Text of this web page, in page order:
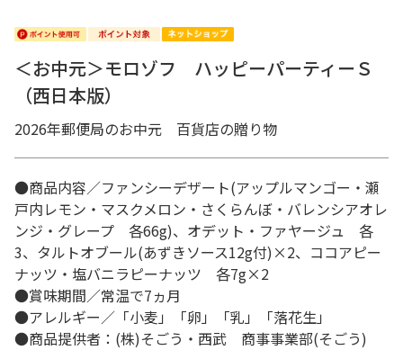
＜お中元＞モロゾフ ハッピーパーティーＳ
（西日本版）
2026年郵便局のお中元 百貨店の贈り物
●商品内容／ファンシーデザート(アップルマンゴー・瀬
戸内レモン・マスクメロン・さくらんぼ・バレンシアオレ
ンジ・グレープ 各66g)、オデット・ファヤージュ 各
3、タルトオブール(あずきソース12g付)×2、ココアピー
ナッツ・塩バニラピーナッツ 各7g×2
●賞味期間／常温で7ヵ月
●アレルギー／「小麦」「卵」「乳」「落花生」
●商品提供者：(株)そごう・西武 商事事業部(そごう)